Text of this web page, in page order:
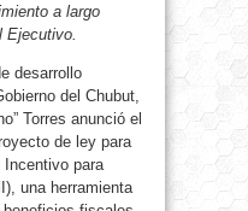
a largo
Ejecutivo.
desarrollo
del Chubut,
Torres anunció el
de ley para
Incentivo para
una herramienta